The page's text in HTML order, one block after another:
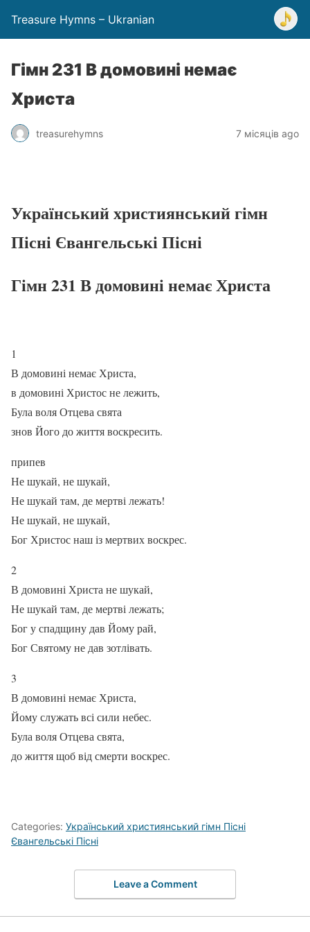
Treasure Hymns – Ukranian
Гімн 231 В домовині немає
Христа
treasurehymns 7 місяців ago
Український християнський гімн
Пісні Євангельські Пісні
Гімн 231 В домовині немає Христа
1
В домовині немає Христа,
в домовині Христос не лежить,
Була воля Отцева свята
знов Його до життя воскресить.
припев
Не шукай, не шукай,
Не шукай там, де мертві лежать!
Не шукай, не шукай,
Бог Христос наш із мертвих воскрес.
2
В домовині Христа не шукай,
Не шукай там, де мертві лежать;
Бог у спадщину дав Йому рай,
Бог Святому не дав зотлівать.
3
В домовині немає Христа,
Йому служать всі сили небес.
Була воля Отцева свята,
до життя щоб від смерти воскрес.
Categories: Український християнський гімн Пісні
Євангельські Пісні
Leave a Comment